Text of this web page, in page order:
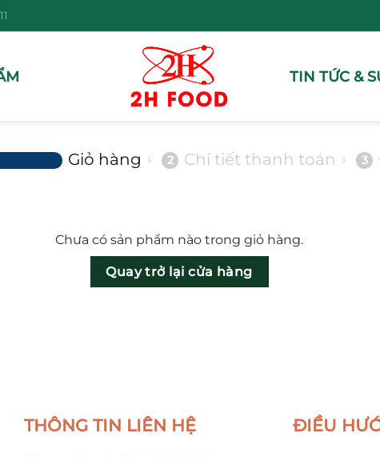
TIN TỨC &
Giỏ hàng 2 Chi tiết thanh toán 3
Chưa có sản phẩm nào trong giỏ hàng.
Quay trở lại cửa hàng
THÔNG TIN LIÊN HỆ ĐIỀU